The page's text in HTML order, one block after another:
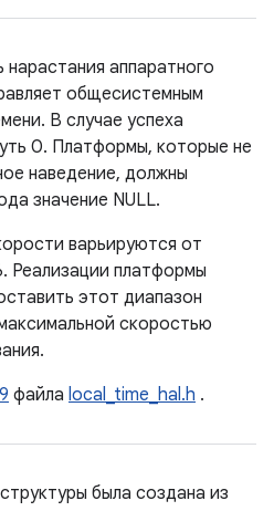
аппаратного
общесистемным
В случае успеха
0. Платформы, которые не
наведение, должны
значение NULL.
варьируются от
Реализации платформы
этот диапазон
скоростью
файла local_time_hal.h .
была создана из